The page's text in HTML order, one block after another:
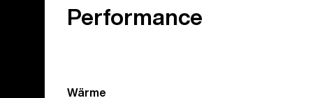
Performance
Wärme